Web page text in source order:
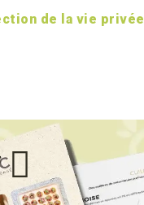
de la vie privée